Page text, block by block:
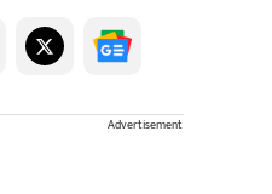
Advertisement